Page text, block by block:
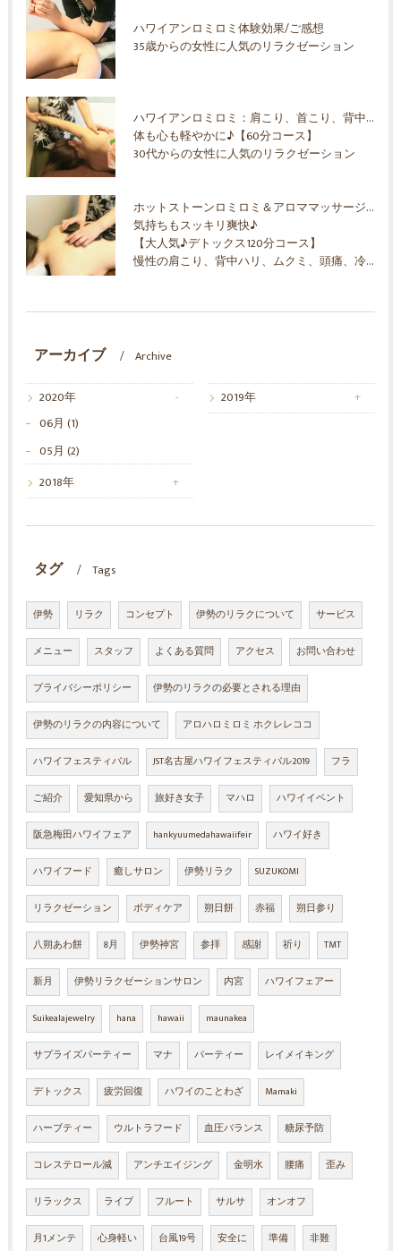
ハワイアンロミロミ体験効果/ご感想
35歳からの女性に人気のリラクゼーション
ハワイアンロミロミ：肩こり、首こり、背中ハリ、ムクミ、ストレス解消
体も心も軽やかに♪【60分コース】
30代からの女性に人気のリラクゼーション
ホットストーンロミロミ＆アロママッサージオイル
気持ちもスッキリ爽快♪
【大人気♪デトックス120分コース】
慢性の肩こり、背中ハリ、ムクミ、頭痛、冷え！30代からの女性に人気のリラクゼーション
アーカイブ Archive
2020年
06月 (1)
05月 (2)
2019年
2018年
タグ Tags
伊勢 リラク コンセプト 伊勢のリラクについて サービス
メニュー スタッフ よくある質問 アクセス お問い合わせ
プライバシーポリシー 伊勢のリラクの必要とされる理由
伊勢のリラクの内容について アロハロミロミ ホクレレココ
ハワイフェスティバル JST名古屋ハワイフェスティバル2019 フラ
ご紹介 愛知県から 旅好き女子 マハロ ハワイイベント
阪急梅田ハワイフェア hankyuumedahawaiifeir ハワイ好き
ハワイフード 癒しサロン 伊勢リラク SUZUKOMI
リラクゼーション ボディケア 朔日餅 赤福 朔日参り
八朔あわ餅 8月 伊勢神宮 参拝 感謝 祈り TMT
新月 伊勢リラクゼーションサロン 内宮 ハワイフェアー
Suikealajewelry hana hawaii maunakea
サプライズパーティー マナ パーティー レイメイキング
デトックス 疲労回復 ハワイのことわざ Mamaki
ハーブティー ウルトラフード 血圧バランス 糖尿予防
コレステロール減 アンチエイジング 金明水 腰痛 歪み
リラックス ライブ フルート サルサ オンオフ
月1メンテ 心身軽い 台風19号 安全に 準備 非難